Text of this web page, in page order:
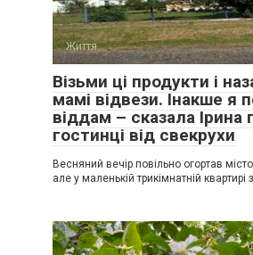
Життя
Візьми ці продукти і
мамі відвези. Інакше я
віддам – сказала Ірина
гостинці від свекрухи
Весняний вечір повільно огортав
але у маленькій трикімнатній квартирі